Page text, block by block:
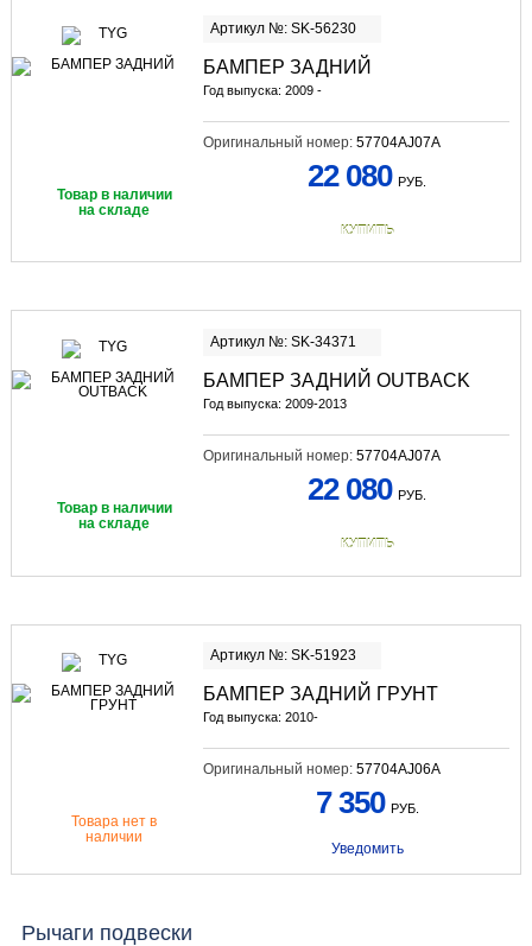
Артикул №: SK-56230
БАМПЕР ЗАДНИЙ
Год выпуска: 2009 -
Оригинальный номер: 57704AJ07A
Товар в наличии
на складе
22 080 РУБ.
КУПИТЬ
Артикул №: SK-34371
БАМПЕР ЗАДНИЙ OUTBACK
Год выпуска: 2009-2013
Оригинальный номер: 57704AJ07A
Товар в наличии
на складе
22 080 РУБ.
КУПИТЬ
Артикул №: SK-51923
БАМПЕР ЗАДНИЙ ГРУНТ
Год выпуска: 2010-
Оригинальный номер: 57704AJ06A
Товара нет в
наличии
7 350 РУБ.
Уведомить
Рычаги подвески